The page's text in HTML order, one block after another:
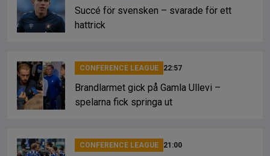
Succé för svensken – svarade för ett
hattrick
CONFERENCE LEAGUE 22:57
Brandlarmet gick på Gamla Ullevi –
spelarna fick springa ut
CONFERENCE LEAGUE 21:00